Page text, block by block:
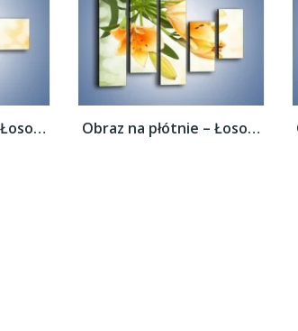
Obraz na płótnie – Łososiowe pachnące... Obraz na płótnie – Łososiowe pachnące...